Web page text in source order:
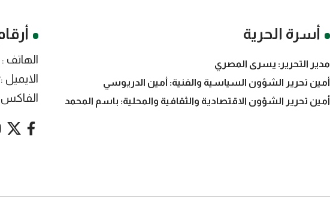
أسرة الحرية
مدير التحرير: يسرى المصري
أمين تحرير الشؤون السياسية والفنية: أمين الدريوسي
أمين تحرير الشؤون الاقتصادية والثقافية والمحلية: باسم المحمد
الهاتف : 2131100/1/2/3/6 -011
الايميل :admin@tishreen.news.sy
الفاكس :